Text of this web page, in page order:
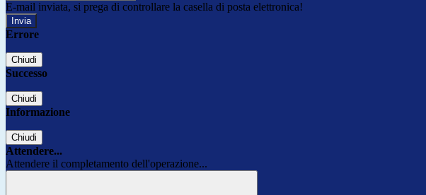
E-mail inviata, si prega di controllare la casella di posta elettronica!
Errore
Chiudi
Successo
Chiudi
Informazione
Chiudi
Attendere...
Attendere il completamento dell'operazione...